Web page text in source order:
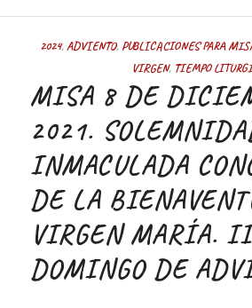
2024,ADVIENTO, PUBLICACIONES PARA
VIRGEN, TIEMPO
MISA 8 DE
2021.
INMACULADA
DE LA
VIRGEN MARÍA. II
DOMINGO DE